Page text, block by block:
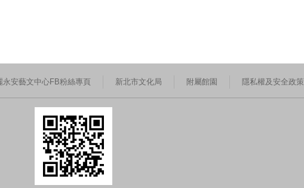
永安藝文中心FB粉絲專頁 新北市文化局 附屬館園 隱私權及安全政策